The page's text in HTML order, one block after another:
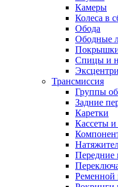
Камеры
Колеса в
Обода
Ободные
Спицы и
Трансмиссия
Группы
Задние
Каретки
Кассеты и
Передние
Ременной